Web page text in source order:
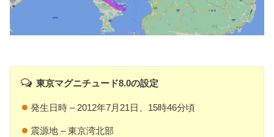
東京マグニチュード8.0の設定
発生日時 – 2012年7月21日、15時46分頃
震源地 – 東京湾北部